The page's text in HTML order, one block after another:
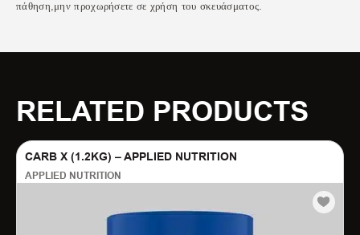
πάθηση,μην προχωρήσετε σε χρήση του σκευάσματος.
RELATED PRODUCTS
CARB X (1.2KG) – APPLIED NUTRITION
APPLIED NUTRITION